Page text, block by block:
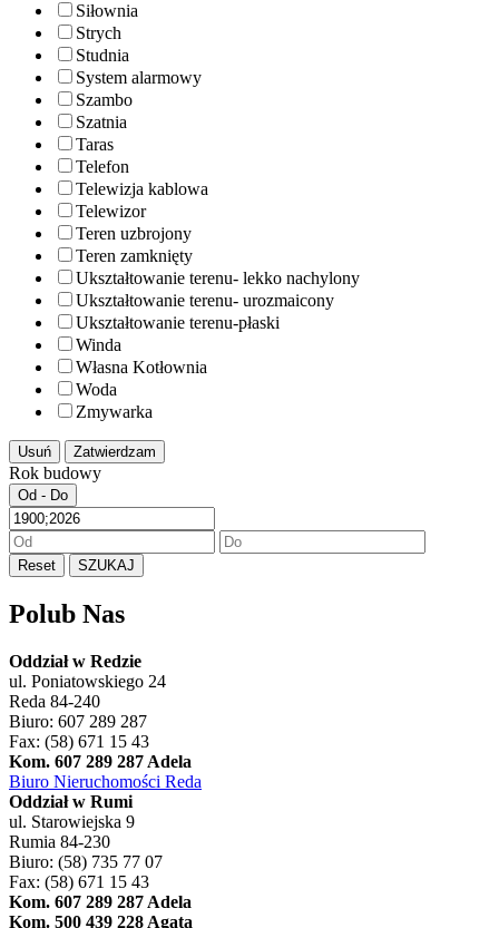
Siłownia
Strych
Studnia
System alarmowy
Szambo
Szatnia
Taras
Telefon
Telewizja kablowa
Telewizor
Teren uzbrojony
Teren zamknięty
Ukształtowanie terenu- lekko nachylony
Ukształtowanie terenu- urozmaicony
Ukształtowanie terenu-płaski
Winda
Własna Kotłownia
Woda
Zmywarka
Usuń Zatwierdzam
Rok budowy
Od - Do
Reset SZUKAJ
Polub Nas
Oddział w Redzie
ul. Poniatowskiego 24
Reda 84-240
Biuro: 607 289 287
Fax: (58) 671 15 43
Kom. 607 289 287 Adela
Biuro Nieruchomości Reda
Oddział w Rumi
ul. Starowiejska 9
Rumia 84-230
Biuro: (58) 735 77 07
Fax: (58) 671 15 43
Kom. 607 289 287 Adela
Kom. 500 439 228 Agata